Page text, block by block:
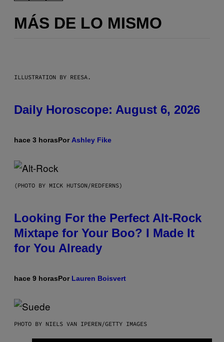
MÁS DE LO MISMO
ILLUSTRATION BY REESA.
Daily Horoscope: August 6, 2026
hace 3 horasPor Ashley Fike
(PHOTO BY MICK HUTSON/REDFERNS)
Looking For the Perfect Alt-Rock
Mixtape for Your Boo? I Made It
for You Already
hace 9 horasPor Lauren Boisvert
PHOTO BY NIELS VAN IPEREN/GETTY IMAGES